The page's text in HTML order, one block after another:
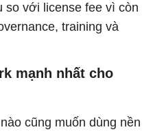
với license fee vì còn
training và
mạnh nhất cho
cũng muốn dùng nền